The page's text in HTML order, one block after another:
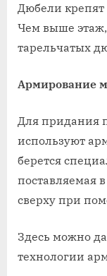
Дюбели
Чем выше этаж,
тарельчатых
Армирование
Для придания
используют
берется
поставляемая
сверху при
Здесь можно
технологии